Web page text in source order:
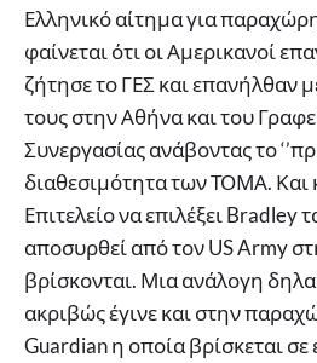
Ελληνικό αίτημα για
φαίνεται ότι οι Αμερικανοί
ζήτησε το ΓΕΣ και επανήλθαν
τους στην Αθήνα και του
Συνεργασίας ανάβοντας το
διαθεσιμότητα των ΤΟΜΑ. Και
Επιτελείο να επιλέξει Bradley
αποσυρθεί από τον US Army
βρίσκονται. Μια ανάλογη
ακριβώς έγινε και στην
Guardian η οποία βρίσκεται σε